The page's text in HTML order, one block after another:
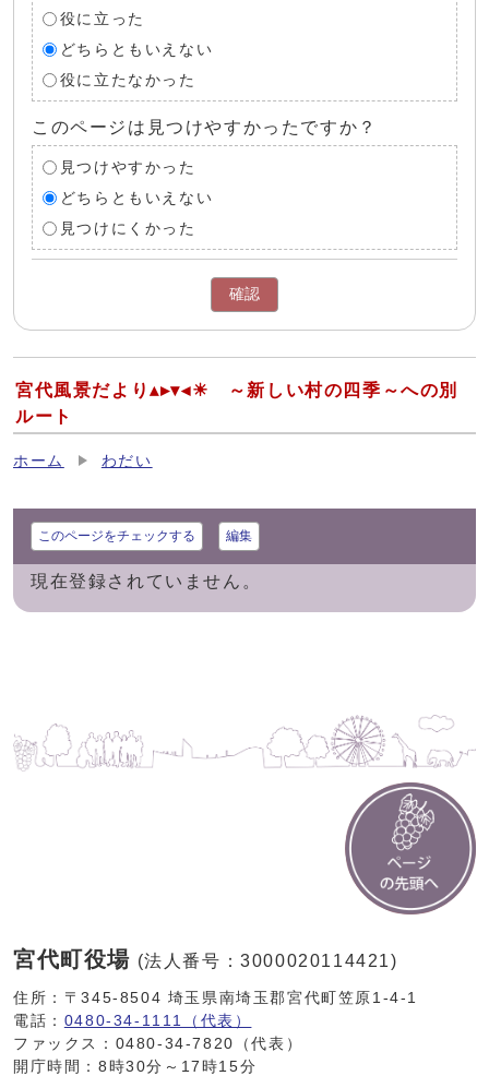
役に立った
どちらともいえない
役に立たなかった
このページは見つけやすかったですか？
見つけやすかった
どちらともいえない
見つけにくかった
確認
宮代風景だより▴▸▾◂☀︎ ～新しい村の四季～への別
ルート
ホーム わだい
このページをチェックする 編集
現在登録されていません。
宮代町役場 (法人番号：3000020114421)
住所：〒345-8504 埼玉県南埼玉郡宮代町笠原1-4-1
電話： 0480-34-1111（代表）
ファックス：0480-34-7820（代表）
開庁時間：8時30分～17時15分